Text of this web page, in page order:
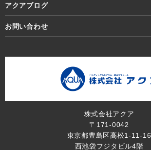
アクアブログ
お問い合わせ
株式会社アクア
〒171-0042
東京都豊島区高松1-11-16
西池袋フジタビル4階